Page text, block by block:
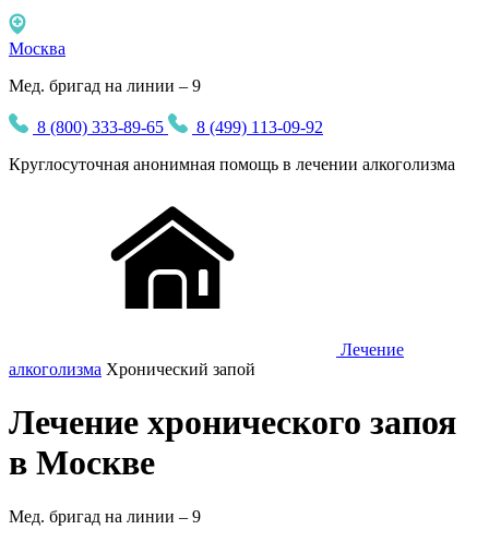
Москва
Мед. бригад на линии – 9
8 (800) 333-89-65
8 (499) 113-09-92
Круглосуточная анонимная помощь в лечении алкоголизма
Лечение
алкоголизма Хронический запой
Лечение хронического запоя
в Москве
Мед. бригад на линии – 9